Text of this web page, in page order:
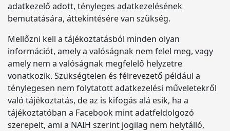
adatkezelő adott, tényleges adatkezelésének
bemutatására, áttekintésére van szükség.
Mellőzni kell a tájékoztatásból minden olyan
információt, amely a valóságnak nem felel meg, vagy
amely nem a valóságnak megfelelő helyzetre
vonatkozik. Szükségtelen és félrevezető például a
ténylegesen nem folytatott adatkezelési műveletekről
való tájékoztatás, de az is kifogás alá esik, ha a
tájékoztatóban a Facebook mint adatfeldolgozó
szerepelt, ami a NAIH szerint jogilag nem helytálló,